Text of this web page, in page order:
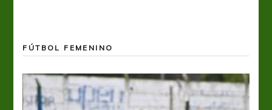
FÚTBOL FEMENINO